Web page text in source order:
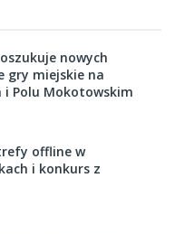
nowych
gry miejskie na
i Polu Mokotowskim
offline w
i konkurs z